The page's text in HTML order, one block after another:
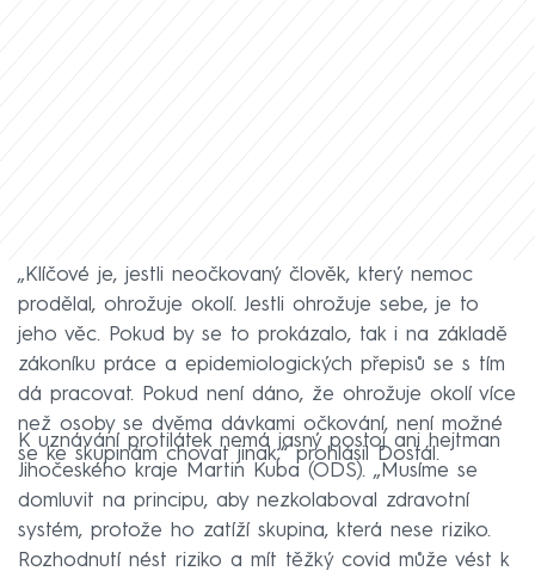
„Klíčové je, jestli neočkovaný člověk, který nemoc
prodělal, ohrožuje okolí. Jestli ohrožuje sebe, je to
jeho věc. Pokud by se to prokázalo, tak i na základě
zákoníku práce a epidemiologických přepisů se s tím
dá pracovat. Pokud není dáno, že ohrožuje okolí více
než osoby se dvěma dávkami očkování, není možné
se ke skupinám chovat jinak,“ prohlásil Dostál.
K uznávání protilátek nemá jasný postoj ani hejtman
Jihočeského kraje Martin Kuba (ODS). „Musíme se
domluvit na principu, aby nezkolaboval zdravotní
systém, protože ho zatíží skupina, která nese riziko.
Rozhodnutí nést riziko a mít těžký covid může vést k